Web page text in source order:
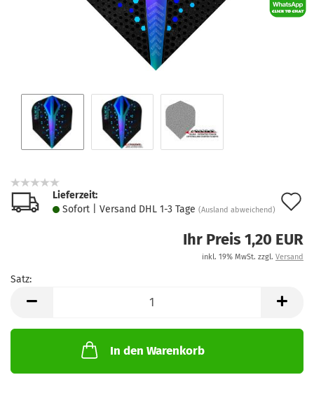
Lieferzeit:
Sofort | Versand DHL 1-3 Tage (Ausland abweichend)
Ihr Preis 1,20 EUR
inkl. 19% MwSt. zzgl. Versand
Satz:
In den Warenkorb